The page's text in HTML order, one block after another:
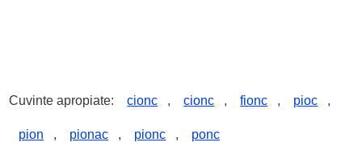
Cuvinte apropiate: cionc , cionc , fionc , pioc ,
pion , pionac , pionc , ponc